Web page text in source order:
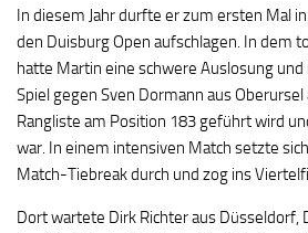
In diesem Jahr durfte er zum ersten Mal
den Duisburg Open aufschlagen. In dem
hatte Martin eine schwere Auslosung
Spiel gegen Sven Dormann aus
Rangliste am Position 183 geführt wird
war. In einem intensiven Match setzte
Match-Tiebreak durch und zog ins
Dort wartete Dirk Richter aus Düsseldorf,